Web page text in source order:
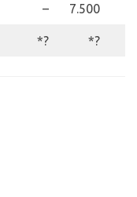
– 7.500
*? *?